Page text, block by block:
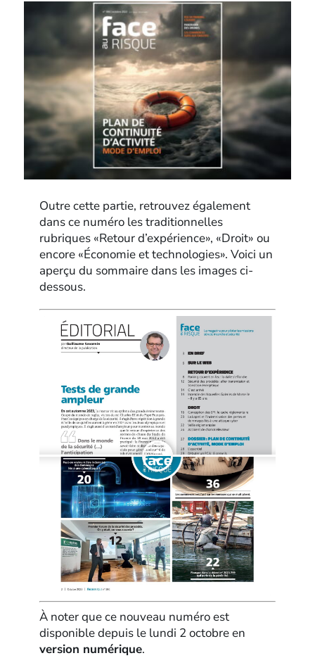
Outre cette partie, retrouvez également
dans ce numéro les traditionnelles
rubriques «Retour d’expérience», «Droit» ou
encore «Économie et technologies». Voici un
aperçu du sommaire dans les images ci-
dessous.
À noter que ce nouveau numéro est
disponible depuis le lundi 2 octobre en
version numérique.